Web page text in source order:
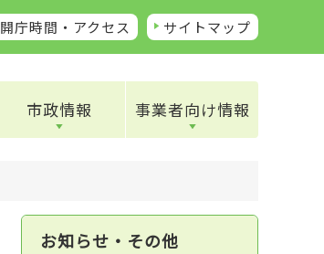
開庁時間・アクセス サイトマップ
市政情報 事業者向け情報
お知らせ・その他